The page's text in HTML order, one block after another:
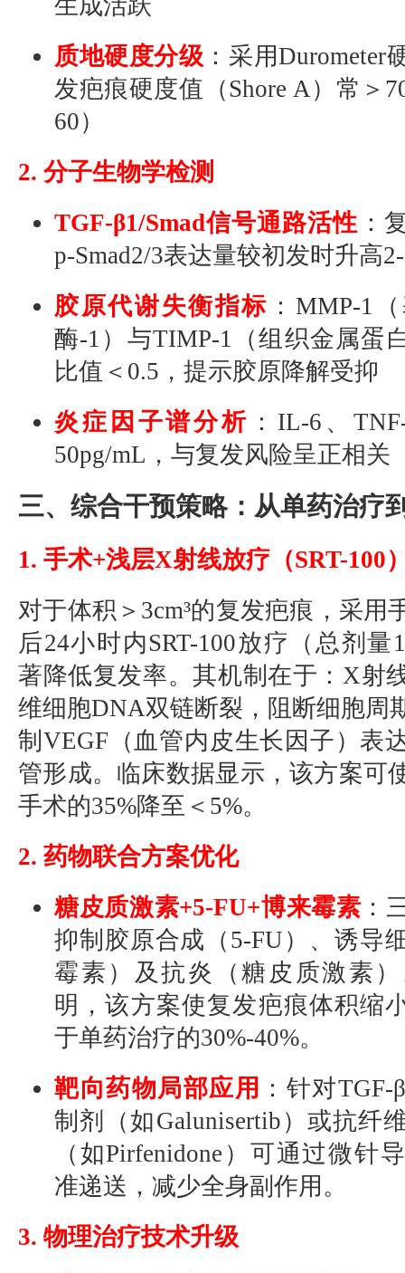
生成活跃
质地硬度分级 ：采用Durometer
发疤痕硬度值（Shore A）常＞
60）
2. 分子生物学检测
TGF-β1/Smad信号通路活性 ：
p-Smad2/3表达量较初发时升高
胶原代谢失衡指标 ：MMP-1
酶-1）与TIMP-1（组织金属蛋
比值＜0.5，提示胶原降解受抑
炎症因子谱分析 ：IL-6、
50pg/mL，与复发风险呈正相关
三、综合干预策略：从单药治疗
1. 手术+浅层X射线放疗（SRT-100
对于体积＞3cm³的复发疤痕，采用
后24小时内SRT-100放疗（总剂量
著降低复发率。其机制在于：X射
维细胞DNA双链断裂，阻断细胞周
制VEGF（血管内皮生长因子）表
管形成。临床数据显示，该方案可
手术的35%降至＜5%。
2. 药物联合方案优化
糖皮质激素+5-FU+博来霉素 ：
抑制胶原合成（5-FU）、诱导
霉素）及抗炎（糖皮质激素
明，该方案使复发疤痕体积缩
于单药治疗的30%-40%。
靶向药物局部应用 ：针对
制剂（如Galunisertib）或抗纤
（如Pirfenidone）可通过微针
准递送，减少全身副作用。
3. 物理治疗技术升级